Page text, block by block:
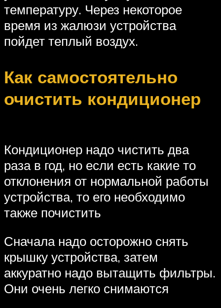
температуру. Через некоторое
время из жалюзи устройства
пойдет теплый воздух.
Как самостоятельно
очистить кондиционер
Кондиционер надо чистить два
раза в год, но если есть какие то
отклонения от нормальной работы
устройства, то его необходимо
также почистить
Сначала надо осторожно снять
крышку устройства, затем
аккуратно надо вытащить фильтры.
Они очень легко снимаются